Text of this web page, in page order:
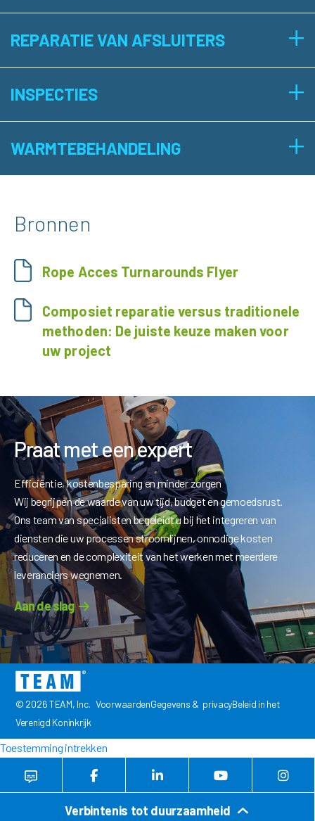
+
REPARATIE VAN AFSLUITERS
+
INSPECTIES
+
WARMTEBEHANDELING
Bronnen
Rope Acces Turnarounds Flyer
Composiet reparatie versus traditionele
methoden: De juiste keuze maken voor
uw project
Praat met een expert
Efficiëntie, kostenbesparing en minder zorgen
Wij begrijpen de waarde van uw tijd, budget en gemoedsrust.
Ons team van specialisten begeleidt u bij het integreren van
diensten die uw processen stroomlijnen, onnodige kosten
reduceren en de complexiteit van het werken met meerdere
leveranciers wegnemen.
Aan de slag
© 2026 TEAM, Inc. VoorwaardenGegevens & privacyBeleid in het
Verenigd Koninkrijk
Verbintenis tot duurzaamheid
Toestemming intrekken